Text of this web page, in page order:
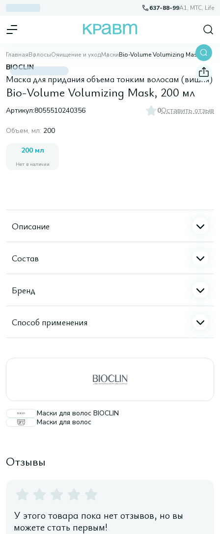
637-88-99A1, МТС, Life
ГлавнаяВолосыОчищение и уходМаски Bio-Volume Volumizing Mask, 200 мл
BIOCLIN
Маска для придания объема тонким волосам (вишня)
Bio-Volume Volumizing Mask, 200 мл
Артикул:8055510240356 0Оставить отзыв
Объем, мл: 200
200 мл
Нет в наличии
Описание
Состав
Бренд
Способ применения
Маски для волос BIOCLIN
Маски для волос
Отзывы
У этого товара пока нет отзывов, но вы
можете стать первым!